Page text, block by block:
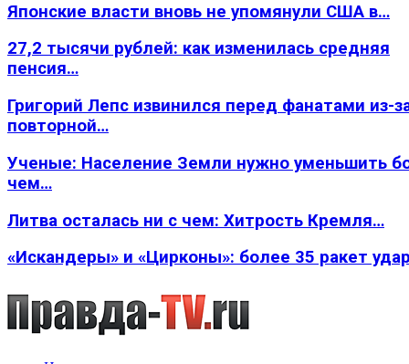
Японские власти вновь не упомянули США в…
27,2 тысячи рублей: как изменилась средняя
пенсия…
Григорий Лепс извинился перед фанатами из-
повторной…
Ученые: Население Земли нужно уменьшить
чем…
Литва осталась ни с чем: Хитрость Кремля…
«Искандеры» и «Цирконы»: более 35 ракет